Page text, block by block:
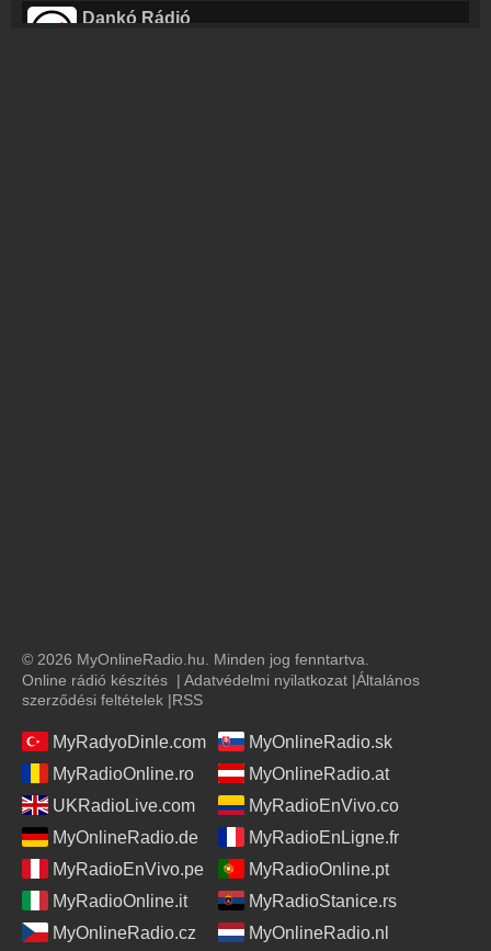
Dankó Rádió
© 2026 MyOnlineRadio.hu. Minden jog fenntartva.
Online rádió készítés | Adatvédelmi nyilatkozat |Általános
szerződési feltételek |RSS
MyRadyoDinle.com
MyOnlineRadio.sk
MyRadioOnline.ro
MyOnlineRadio.at
UKRadioLive.com
MyRadioEnVivo.co
MyOnlineRadio.de
MyRadioEnLigne.fr
MyRadioEnVivo.pe
MyRadioOnline.pt
MyRadioOnline.it
MyRadioStanice.rs
MyOnlineRadio.cz
MyOnlineRadio.nl